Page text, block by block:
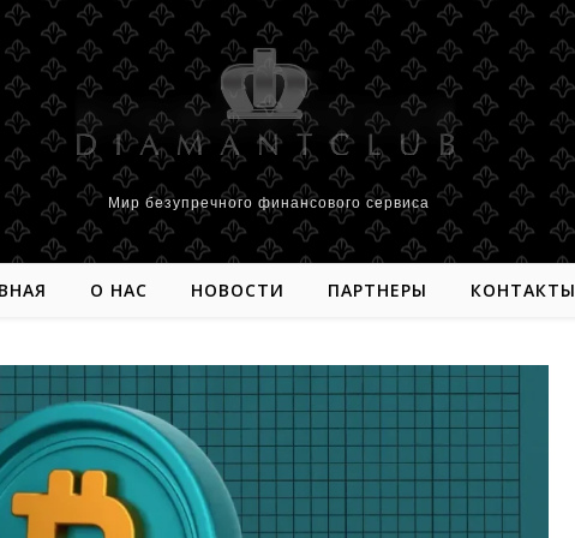
Мир безупречного финансового сервиса
О НАС НОВОСТИ ПАРТНЕРЫ КОНТАКТЫ